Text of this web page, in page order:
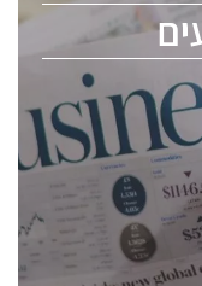
ChipEx2026
conference is
professional